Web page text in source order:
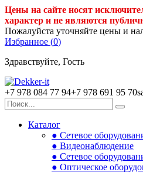
Цены на сайте носят
характер и не являются
Пожалуйста уточняйте цены и
Избранное (0)
Здравствуйте, Гость
+7 978 084 77 94+7 978 691 95 70
Каталог
● Сетевое
● Видеонаблюдение
● Сетевое
● Оптическое